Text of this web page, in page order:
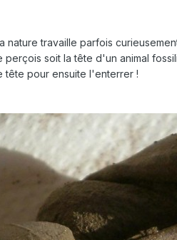
travaille parfois
perçois soit la tête d'un animal
pour ensuite l'enterrer !